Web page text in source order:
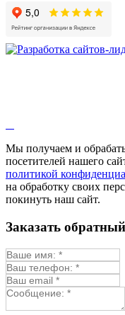
Мы получаем и
посетителей нашего
политикой
на обработку своих
покинуть наш сайт.
Заказать